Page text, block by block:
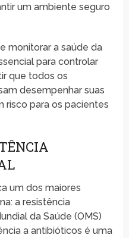
um ambiente seguro
monitorar a saúde da
para controlar
que todos os
desempenhar suas
risco para os pacientes
um dos maiores
a resistência
da Saúde (OMS)
a antibióticos é uma